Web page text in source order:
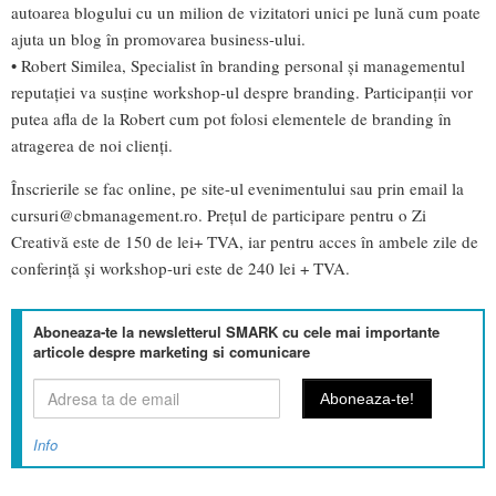
autoarea blogului cu un milion de vizitatori unici pe lună cum poate
ajuta un blog în promovarea business-ului.
• Robert Similea, Specialist în branding personal și managementul
reputației va susține workshop-ul despre branding. Participanții vor
putea afla de la Robert cum pot folosi elementele de branding în
atragerea de noi clienți.
Înscrierile se fac online, pe site-ul evenimentului sau prin email la
cursuri@cbmanagement.ro. Prețul de participare pentru o Zi
Creativă este de 150 de lei+ TVA, iar pentru acces în ambele zile de
conferință și workshop-uri este de 240 lei + TVA.
Aboneaza-te la newsletterul SMARK cu cele mai importante
articole despre marketing si comunicare
Info